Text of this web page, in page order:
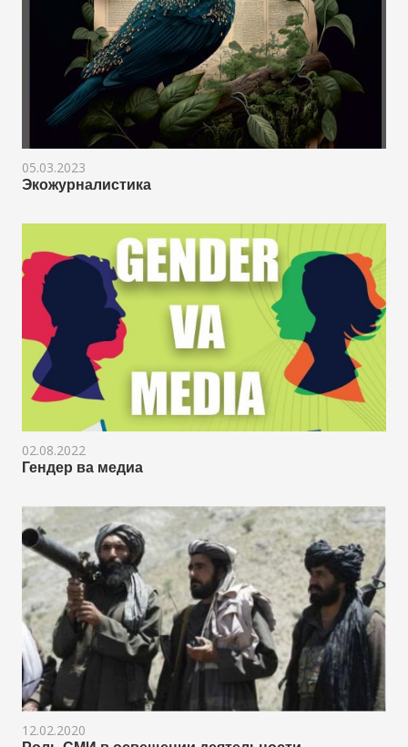
05.03.2023
Экожурналистика
02.08.2022
Гендер ва медиа
12.02.2020